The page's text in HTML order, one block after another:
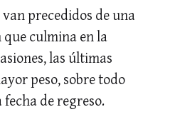
precedidos de una
culmina en la
las últimas
peso, sobre todo
fecha de regreso.